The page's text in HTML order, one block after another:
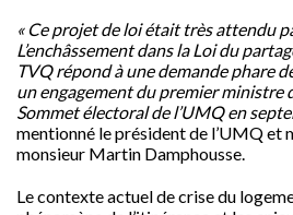
« Ce projet de loi était très attendu
L’enchâssement dans la Loi du
TVQ répond à une demande phare
un engagement du premier ministre
Sommet électoral de l’UMQ en
mentionné le président de l’UMQ et
monsieur Martin Damphousse.
Le contexte actuel de crise du